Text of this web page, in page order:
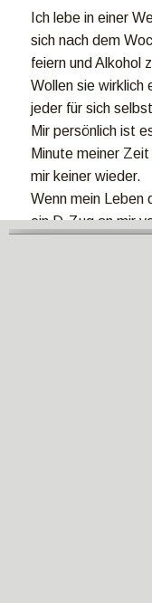
Ich lebe in einer
sich nach dem
feiern und Alkohol
Wollen sie wirklich
jeder für sich
Mir persönlich ist
Minute meiner
mir keiner wieder.
Wenn mein Leben
ein D-Zug an mir